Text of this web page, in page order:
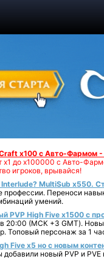
x100 с Авто-Фармом
х1 до х100000 с Авто-
игроков, врывайся!
MultiSub x550.
Переноси
умений.
PVP High Five x1500 с
20:00 (МСК +3 GMT).
Топовый персонаж за 1
Five x5 но с новым
новый PVP и PVE